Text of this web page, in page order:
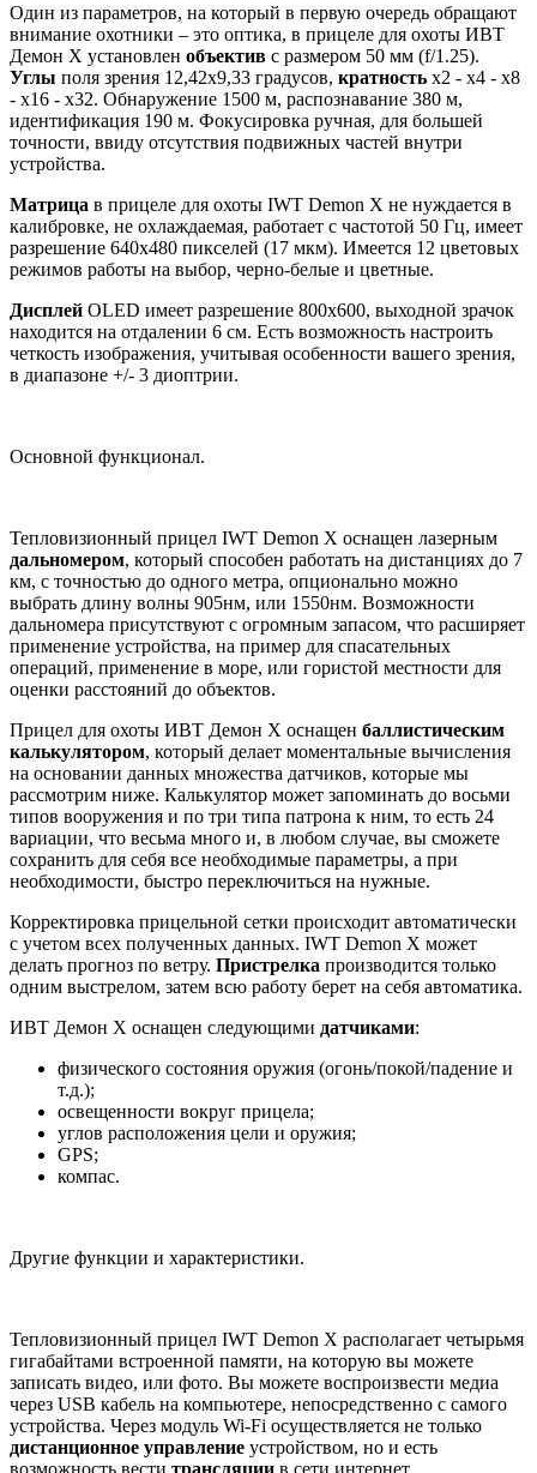
Один из параметров, на который в первую очередь обращают
внимание охотники – это оптика, в прицеле для охоты ИВТ
Демон X установлен объектив с размером 50 мм (f/1.25).
Углы поля зрения 12,42х9,33 градусов, кратность х2 - х4 - х8
- х16 - х32. Обнаружение 1500 м, распознавание 380 м,
идентификация 190 м. Фокусировка ручная, для большей
точности, ввиду отсутствия подвижных частей внутри
устройства.
Матрица в прицеле для охоты IWT Demon X не нуждается в
калибровке, не охлаждаемая, работает с частотой 50 Гц, имеет
разрешение 640х480 пикселей (17 мкм). Имеется 12 цветовых
режимов работы на выбор, черно-белые и цветные.
Дисплей OLED имеет разрешение 800х600, выходной зрачок
находится на отдалении 6 см. Есть возможность настроить
четкость изображения, учитывая особенности вашего зрения,
в диапазоне +/- 3 диоптрии.
Основной функционал.
Тепловизионный прицел IWT Demon X оснащен лазерным
дальномером, который способен работать на дистанциях до 7
км, с точностью до одного метра, опционально можно
выбрать длину волны 905нм, или 1550нм. Возможности
дальномера присутствуют с огромным запасом, что расширяет
применение устройства, на пример для спасательных
операций, применение в море, или гористой местности для
оценки расстояний до объектов.
Прицел для охоты ИВТ Демон X оснащен баллистическим
калькулятором, который делает моментальные вычисления
на основании данных множества датчиков, которые мы
рассмотрим ниже. Калькулятор может запоминать до восьми
типов вооружения и по три типа патрона к ним, то есть 24
вариации, что весьма много и, в любом случае, вы сможете
сохранить для себя все необходимые параметры, а при
необходимости, быстро переключиться на нужные.
Корректировка прицельной сетки происходит автоматически
с учетом всех полученных данных. IWT Demon X может
делать прогноз по ветру. Пристрелка производится только
одним выстрелом, затем всю работу берет на себя автоматика.
ИВТ Демон X оснащен следующими датчиками:
физического состояния оружия (огонь/покой/падение и
т.д.);
освещенности вокруг прицела;
углов расположения цели и оружия;
GPS;
компас.
Другие функции и характеристики.
Тепловизионный прицел IWT Demon X располагает четырьмя
гигабайтами встроенной памяти, на которую вы можете
записать видео, или фото. Вы можете воспроизвести медиа
через USB кабель на компьютере, непосредственно с самого
устройства. Через модуль Wi-Fi осуществляется не только
дистанционное управление устройством, но и есть
возможность вести трансляции в сети интернет,